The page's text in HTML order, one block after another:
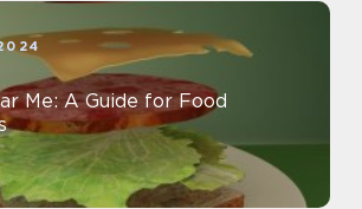
Me: A Guide for Food